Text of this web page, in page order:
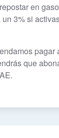
en
3% si
pagar
que